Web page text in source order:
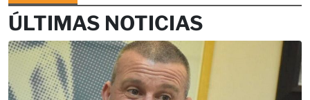
ÚLTIMAS NOTICIAS